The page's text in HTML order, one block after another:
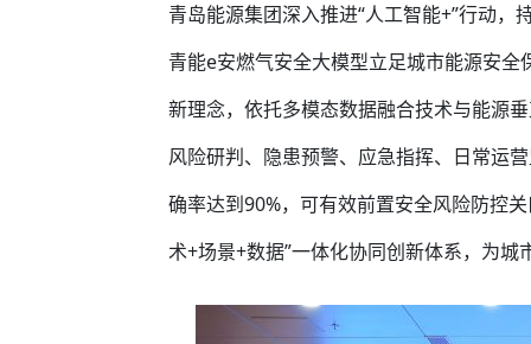
青岛能源集团深入推进“人工智能+”行动
青能e安燃气安全大模型立足城市能源安全
新理念，依托多模态数据融合技术与能源
风险研判、隐患预警、应急指挥、日常运
确率达到90%，可有效前置安全风险防控
术+场景+数据”一体化协同创新体系，为